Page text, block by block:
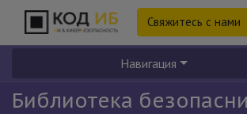
Свяжитесь с нами
Навигация
Библиотека